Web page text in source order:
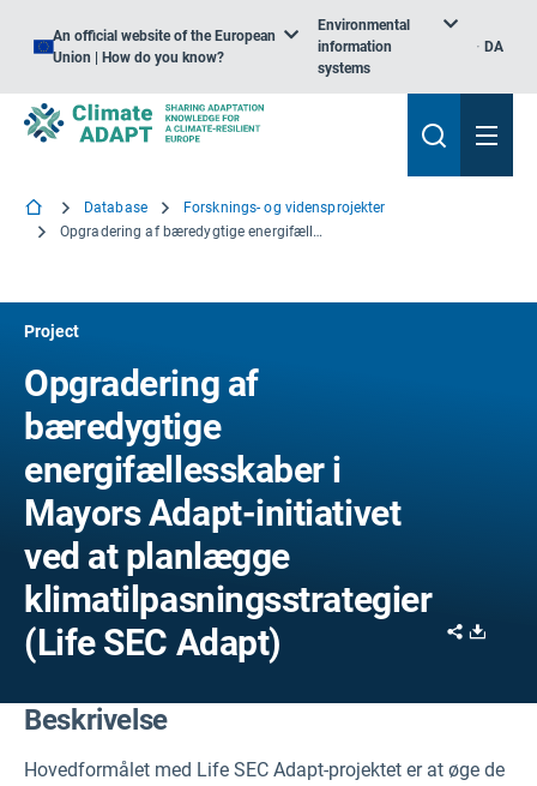
An official website of the European
Union | How do you know?
Environmental
information
systems
DA
Database
Forsknings- og vidensprojekter
Opgradering af bæredygtige energifællesskaber i Mayors Adapt-initiativet ved at planlægge klimatilpasningsstrategier
Project
Opgradering af
bæredygtige
energifællesskaber i
Mayors Adapt-initiativet
ved at planlægge
klimatilpasningsstrategier
(Life SEC Adapt)
Share
Beskrivelse
Hovedformålet med Life SEC Adapt-projektet er at øge de